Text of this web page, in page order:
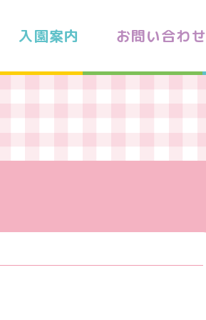
入園案内 お問い合わせ